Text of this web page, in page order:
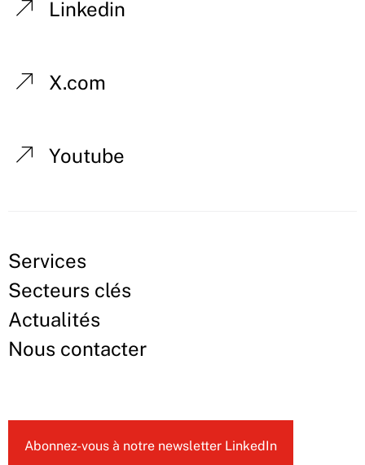
Linkedin
X.com
Youtube
Services
Secteurs clés
Actualités
Nous contacter
Abonnez-vous à notre newsletter LinkedIn